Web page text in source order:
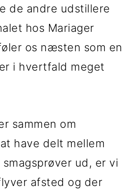
de andre udstillere
hos Mariager
os næsten som en
i hvertfald meget
sammen om
have delt mellem
ud, er vi
afsted og der